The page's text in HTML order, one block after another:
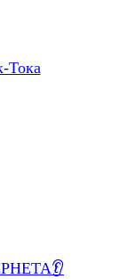
Тока